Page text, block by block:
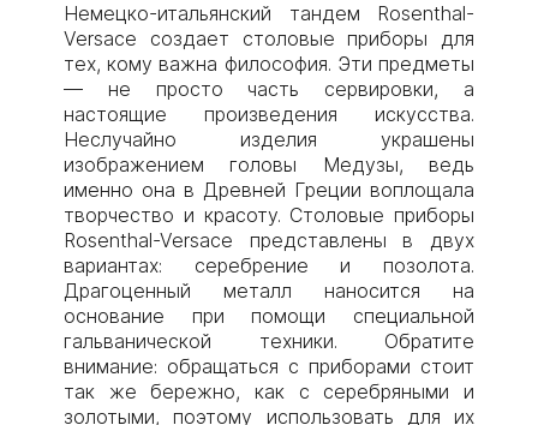
Немецко-итальянский тандем Rosenthal-
Versace создает столовые приборы для
тех, кому важна философия. Эти предметы
— не просто часть сервировки, а
настоящие произведения искусства.
Неслучайно изделия украшены
изображением головы Медузы, ведь
именно она в Древней Греции воплощала
творчество и красоту. Столовые приборы
Rosenthal-Versace представлены в двух
вариантах: серебрение и позолота.
Драгоценный металл наносится на
основание при помощи специальной
гальванической техники. Обратите
внимание: обращаться с приборами стоит
так же бережно, как с серебряными и
золотыми, поэтому использовать для их